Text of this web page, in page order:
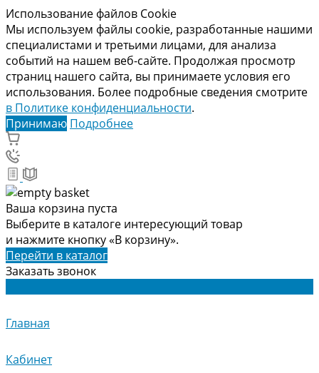
Использование файлов Cookie
Мы используем файлы cookie, разработанные нашими
специалистами и третьими лицами, для анализа
событий на нашем веб-сайте. Продолжая просмотр
страниц нашего сайта, вы принимаете условия его
использования. Более подробные сведения смотрите
в Политике конфиденциальности.
Принимаю Подробнее
Ваша корзина пуста
Выберите в каталоге интересующий товар
и нажмите кнопку «В корзину».
Перейти в каталог
Заказать звонок
Главная
Кабинет